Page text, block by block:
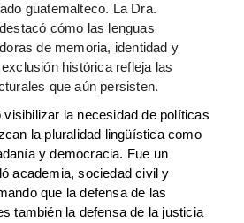
guatemalteco. La Dra.
cómo las lenguas
de memoria, identidad y
histórica refleja las
que aún persisten.
visibilizar la necesidad de políticas
la pluralidad lingüística como
y democracia. Fue un
academia, sociedad civil y
que la defensa de las
también la defensa de la justicia